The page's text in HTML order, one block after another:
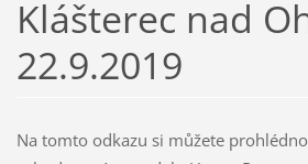
Klášterec nad
22.9.2019
Na tomto odkazu si můžete